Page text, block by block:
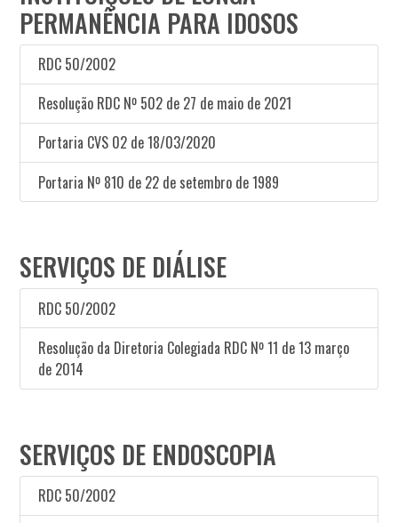
PERMANÊNCIA PARA IDOSOS
RDC 50/2002
Resolução RDC Nº 502 de 27 de maio de 2021
Portaria CVS 02 de 18/03/2020
Portaria Nº 810 de 22 de setembro de 1989
SERVIÇOS DE DIÁLISE
RDC 50/2002
Resolução da Diretoria Colegiada RDC Nº 11 de 13 março
de 2014
SERVIÇOS DE ENDOSCOPIA
RDC 50/2002